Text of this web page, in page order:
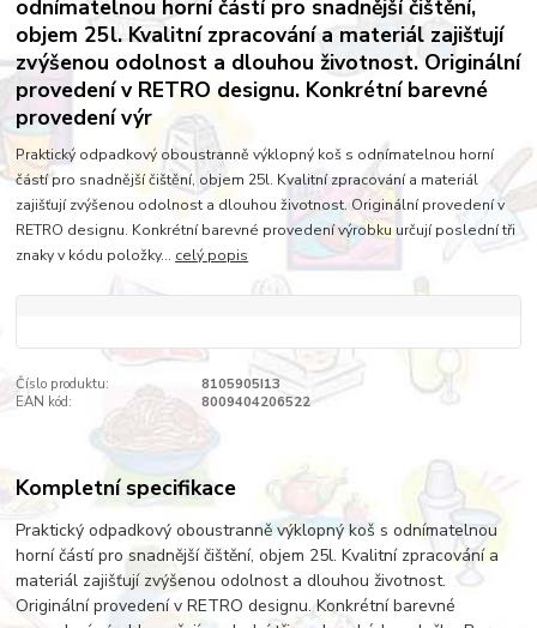
odnímatelnou horní částí pro snadnější čištění,
objem 25l. Kvalitní zpracování a materiál zajišťují
zvýšenou odolnost a dlouhou životnost. Originální
provedení v RETRO designu. Konkrétní barevné
provedení výr
Praktický odpadkový oboustranně výklopný koš s odnímatelnou horní
částí pro snadnější čištění, objem 25l. Kvalitní zpracování a materiál
zajišťují zvýšenou odolnost a dlouhou životnost. Originální provedení v
RETRO designu. Konkrétní barevné provedení výrobku určují poslední tři
znaky v kódu položky... celý popis
Číslo produktu:
8105905I13
EAN kód:
8009404206522
Kompletní specifikace
Praktický odpadkový oboustranně výklopný koš s odnímatelnou
horní částí pro snadnější čištění, objem 25l. Kvalitní zpracování a
materiál zajišťují zvýšenou odolnost a dlouhou životnost.
Originální provedení v RETRO designu. Konkrétní barevné